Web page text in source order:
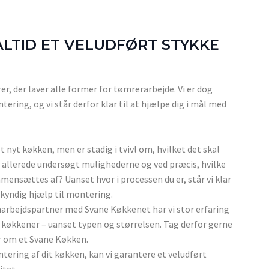
ET VELUDFØRT STYKKE
der laver alle former for tømrerarbejde. Vi er dog
og vi står derfor klar til at hjælpe dig i mål med
nyt køkken, men er stadig i tvivl om, hvilket det skal
undersøgt mulighederne og ved præcis, hvilke
af? Uanset hvor i processen du er, står vi klar
kyndig hjælp til montering.
med Svane Køkkenet har vi stor erfaring
– uanset typen og størrelsen. Tag derfor gerne
et Svane Køkken.
af dit køkken, kan vi garantere et veludført